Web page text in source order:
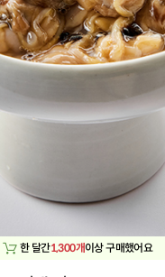
한 달간1,300개이상 구매했어요